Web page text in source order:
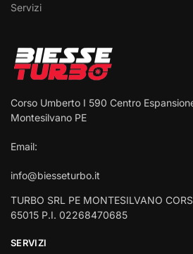
Servizi
Corso Umberto I 590 Centro
Montesilvano PE
Email:
info@biesseturbo.it
TURBO SRL PE MONTESILVANO
65015 P.I. 02268470685
SERVIZI